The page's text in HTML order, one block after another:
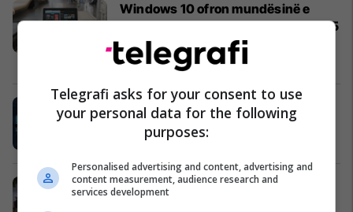
Windows 10 ofron mundësinë e
shtyrjes së përditësimeve deri në 35
ditë (Foto)
Siguri Kibernetike 14/03/2019
‘Halo: The Master Chief Collection’
do të arrijë edhe në PC (Video)
Games 13/03/2019
‘The Division 2’ ndryshon sistemin
e zonave të lojë (Video)
Telegrafi asks for your consent to use
your personal data for the following
purposes:
Personalised advertising and content, advertising and
content measurement, audience research and
services development